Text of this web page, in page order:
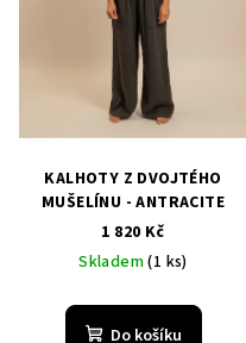
KALHOTY Z DVOJTÉHO
MUŠELÍNU - ANTRACITE
1 820 Kč
Skladem(1 ks)
Do košíku